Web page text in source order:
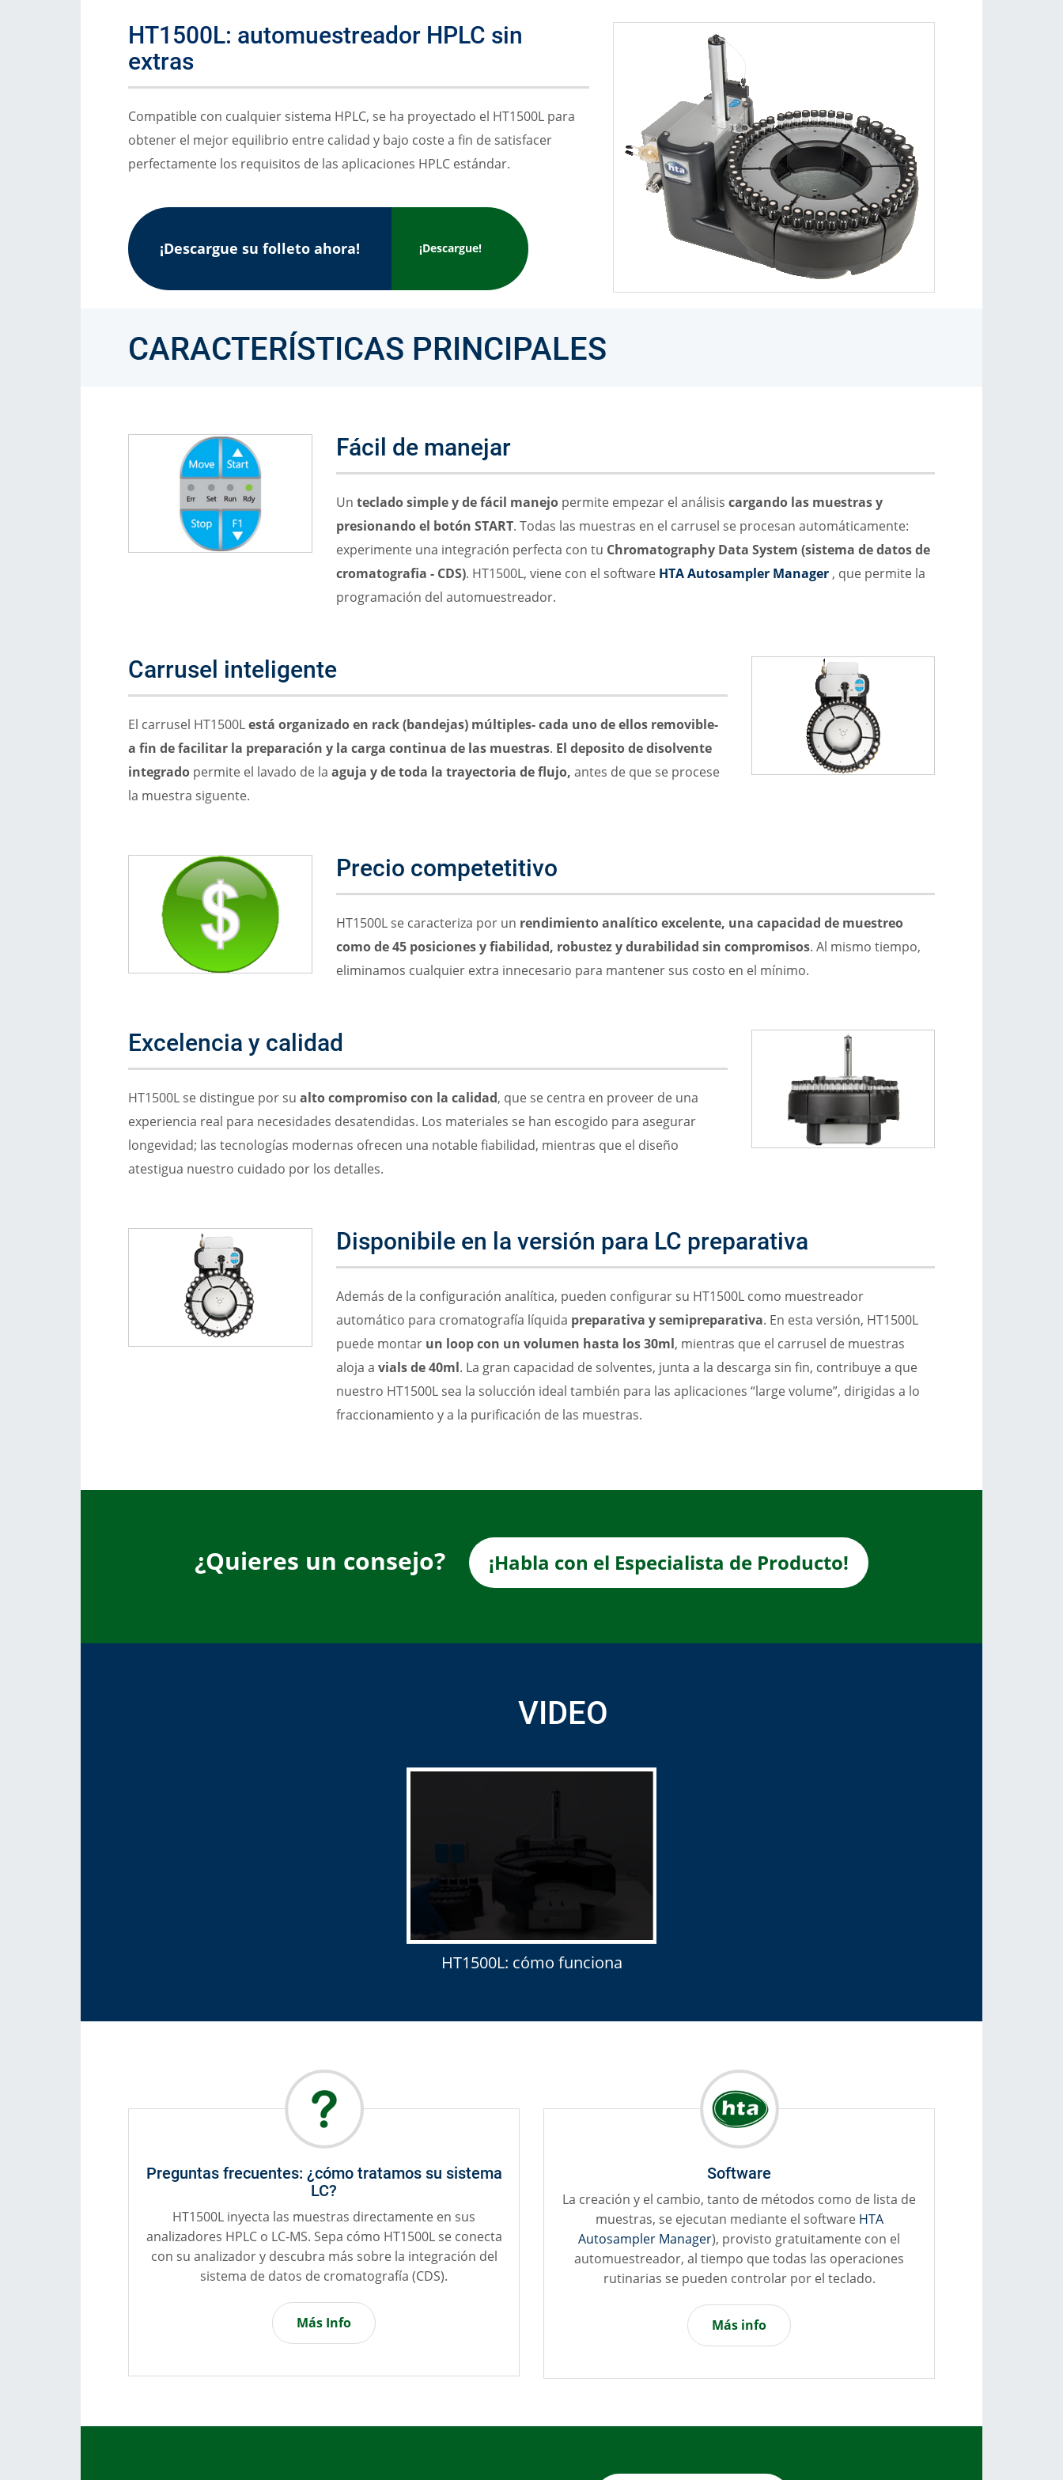
Consumibles
Soluciones
Muestreadores automáticos para GC: permiten la introducción
de muestras líquidas, espacio de cabeza y SPME
Otras Técnicas
Automuestreadores OEM
HT1500L: automuestreador HPLC sin
extras
Compatible con cualquier sistema HPLC, se ha proyectado el HT1500L para
obtener el mejor equilibrio entre calidad y bajo coste a fin de satisfacer
perfectamente los requisitos de las aplicaciones HPLC estándar.
¡Descargue su folleto ahora! ¡Descargue!
CARACTERÍSTICAS PRINCIPALES
Fácil de manejar
Un teclado simple y de fácil manejopermite empezar el análisis cargando las muestras y
presionando el botón START. Todas las muestras en el carrusel se procesan automáticamente:
experimente una integración perfecta con tu Chromatography Data System (sistema de datos de
cromatografia - CDS). HT1500L, viene con el software HTA Autosampler Manager , que permite la
programación del automuestreador.
Carrusel inteligente
El carrusel HT1500Lestá organizado en rack (bandejas) múltiples- cada uno de ellos removible-
a fin de facilitar la preparación y la carga continua de las muestras. El deposito de disolvente
integrado permite el lavado de la aguja y de toda la trayectoria de flujo, antes de que se procese
la muestra siguente.
Precio competetitivo
HT1500L se caracteriza por un rendimiento analítico excelente, una capacidad de muestreo
como de 45 posiciones y fiabilidad, robustez y durabilidad sin compromisos. Al mismo tiempo,
eliminamos cualquier extra innecesario para mantener sus costo en el mínimo.
Excelencia y calidad
HT1500L se distingue por su alto compromiso con la calidad, que se centra en proveer de una
experiencia real para necesidades desatendidas. Los materiales se han escogido para asegurar
longevidad; las tecnologías modernas ofrecen una notable fiabilidad, mientras que el diseño
atestigua nuestro cuidado por los detalles.
Disponibile en la versión para LC preparativa
Además de la configuración analítica, pueden configurar su HT1500L como muestreador
automático para cromatografía líquida preparativa y semipreparativa. En esta versión, HT1500L
puede montar un loop con un volumen hasta los 30ml, mientras que el carrusel de muestras
aloja a vials de 40ml. La gran capacidad de solventes, junta a la descarga sin fin, contribuye a que
nuestro HT1500L sea la solucción ideal también para las aplicaciones “large volume”, dirigidas a lo
fraccionamiento y a la purificación de las muestras.
¿Quieres un consejo? ¡Habla con el Especialista de Producto!
VIDEO
HT1500L: cómo funciona
Preguntas frecuentes: ¿cómo tratamos su sistema
LC?
HT1500L inyecta las muestras directamente en sus
analizadores HPLC o LC-MS. Sepa cómo HT1500L se conecta
con su analizador y descubra más sobre la integración del
sistema de datos de cromatografía (CDS).
Más Info
Software
La creación y el cambio, tanto de métodos como de lista de
muestras, se ejecutan mediante el software HTA
Autosampler Manager), provisto gratuitamente con el
automuestreador, al tiempo que todas las operaciones
rutinarias se pueden controlar por el teclado.
Más info